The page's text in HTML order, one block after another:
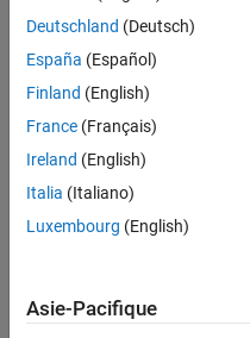
Deutschland (Deutsch)
España (Español)
Finland (English)
France (Français)
Ireland (English)
Italia (Italiano)
Luxembourg (English)
Asie-Pacifique